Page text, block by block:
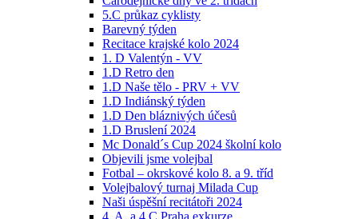
5.C průkaz cyklisty
Barevný týden
Recitace krajské kolo 2024
1. D Valentýn - VV
1.D Retro den
1.D Naše tělo - PRV + VV
1.D Indiánský týden
1.D Den bláznivých účesů
1.D Bruslení 2024
Mc Donald´s Cup 2024 školní kolo
Objevili jsme volejbal
Fotbal – okrskové kolo 8. a 9. tříd
Volejbalový turnaj Milada Cup
Naši úspěšní recitátoři 2024